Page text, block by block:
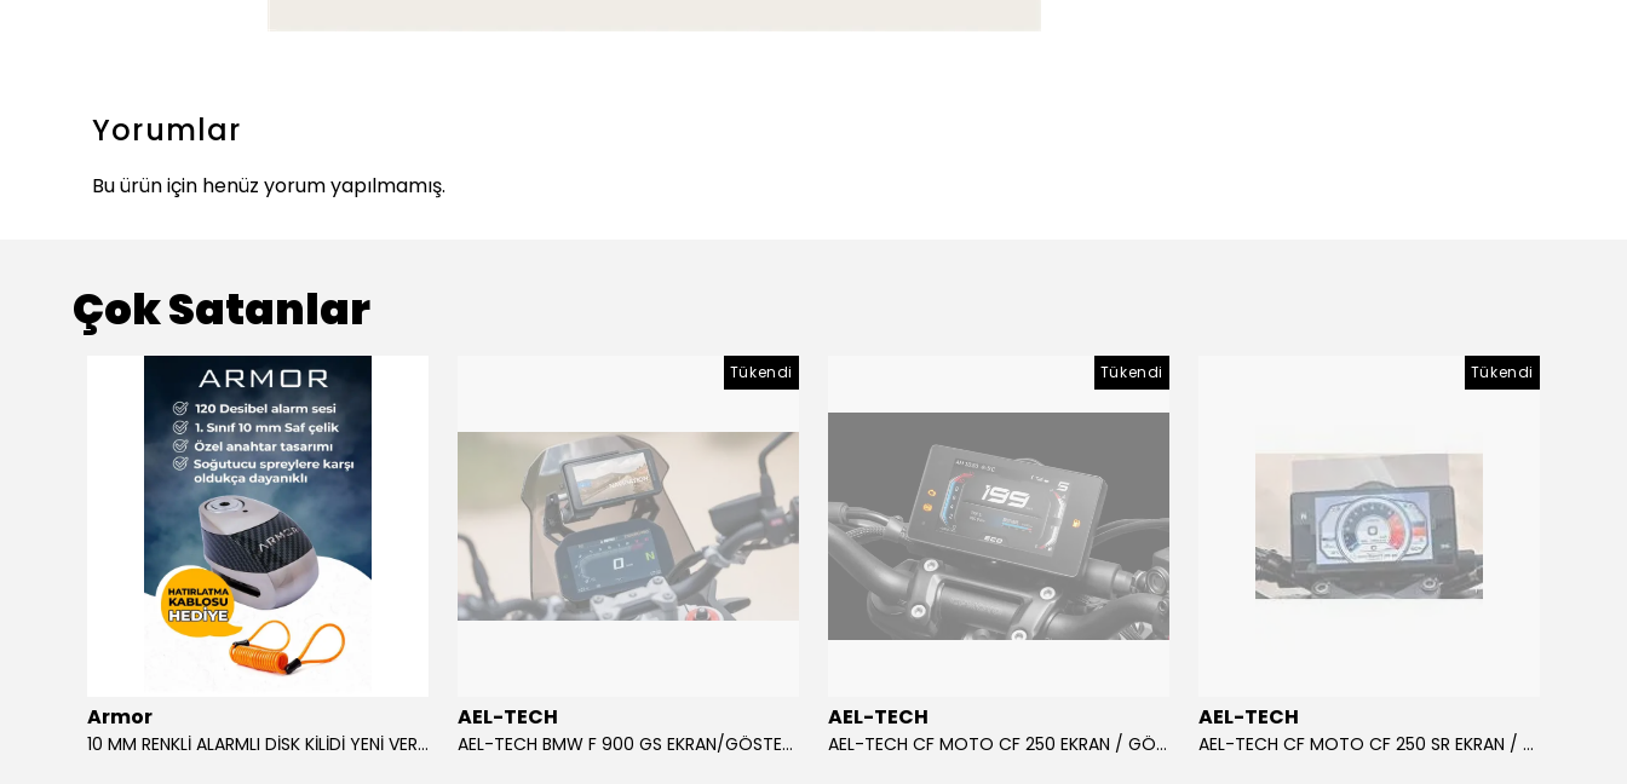
Yorumlar
Bu ürün için henüz yorum yapılmamış.
Çok Satanlar
Armor
10 MM RENKLİ ALARMLI DİSK KİLİDİ YENİ VERSİYON
Tükendi
AEL-TECH
AEL-TECH BMW F 900 GS EKRAN/GÖSTERGE KORUYUCU 2024-2025
Tükendi
AEL-TECH
AEL-TECH CF MOTO CF 250 EKRAN / GÖSTERGE KORUYUCU 2020-2022
Tükendi
AEL-TECH
AEL-TECH CF MOTO CF 250 SR EKRAN / GÖSTERGE KORUYUCU 2023-2025